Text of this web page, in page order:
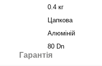
0.4 кг
Цапкова
Алюміній
80 Dn
Гарантія